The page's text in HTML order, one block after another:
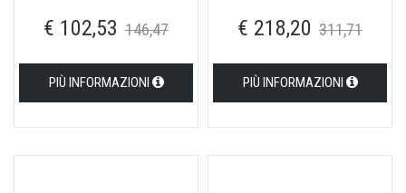
€ 102,53 146,47
PIÙ INFORMAZIONI
€ 218,20 311,71
PIÙ INFORMAZIONI